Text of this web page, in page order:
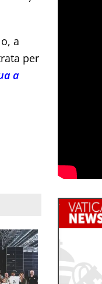
a
per
a